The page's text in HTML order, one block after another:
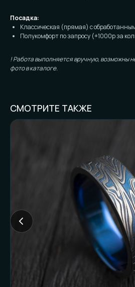
Посадка:
Классическая (прямая) с
Полукомфорт по запросу (+1000р за
! Работа выполняется вручную, возможны
фото в каталоге.
СМОТРИТЕ ТАКЖЕ
Частые вопросы (и честные
ответы):
FAQ И
К ЗАКАЗУ
Доставляете ли
наложенным
платежом?